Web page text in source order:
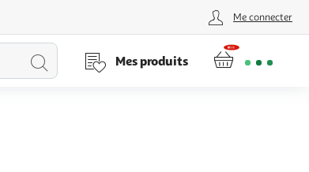
Me connecter
Lancer
Mes produits